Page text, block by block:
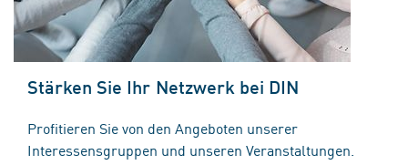
Stärken Sie Ihr Netzwerk bei DIN
Profitieren Sie von den Angeboten unserer
Interessensgruppen und unseren Veranstaltungen.